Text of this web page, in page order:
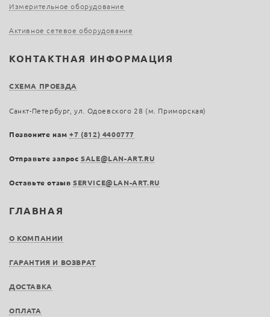
ГЛАВНАЯ
О КОМПАНИИ
ГАРАНТИЯ И ВОЗВРАТ
ДОСТАВКА
ОПЛАТА
Измерительное оборудование
Активное сетевое оборудование
КОНТАКТНАЯ ИНФОРМАЦИЯ
СХЕМА ПРОЕЗДА
Санкт-Петербург, ул. Одоевского 28 (м. Приморская)
Позвоните нам+7 (812) 4400777
Отправьте запросSALE@LAN-ART.RU
Оставьте отзыв SERVICE@LAN-ART.RU